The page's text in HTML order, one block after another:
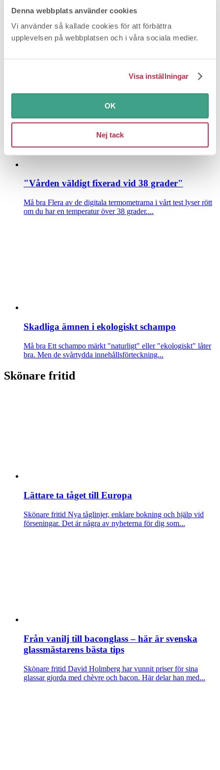
Denna webbplats använder cookies
Vi använder så kallade cookies för att förbättra
upplevelsen på webbplatsen och i våra sociala medier.
Visa inställningar
OK
Nej tack
Många fastnar i abonnemang av kosttillskott
Dina rättigheterHälsokost är det sjunde vanligaste problemet
"Vården väldigt fixerad vid 38 grader"
Må bra Flera av de digitala termometrarna i vårt test lyser rött
om du har en temperatur över 38 grader....
Skadliga ämnen i ekologiskt schampo
Må bra Ett schampo märkt "naturligt" eller "ekologiskt" låter
bra. Men de svårtydda innehållsförteckning...
Skönare fritid
Lättare ta tåget till Europa
Skönare fritid Nya tåglinjer, enklare bokning och hjälp vid
förseningar. Det är några av nyheterna för dig som...
Från vanilj till baconglass – här är svenska
glassmästarens bästa tips
Skönare fritid David Holmberg har vunnit priser för sina
glassar gjorda med chèvre och bacon. Här delar han med...